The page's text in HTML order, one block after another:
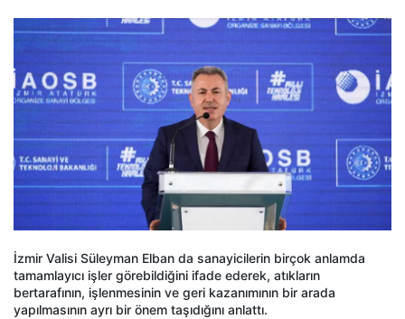
İzmir Valisi Süleyman Elban da sanayicilerin birçok anlamda
tamamlayıcı işler görebildiğini ifade ederek, atıkların
bertarafının, işlenmesinin ve geri kazanımının bir arada
yapılmasının ayrı bir önem taşıdığını anlattı.